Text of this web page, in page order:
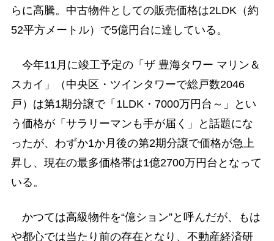
らに高騰。中古物件としての販売価格は2LDK（約
52平方メートル）で5億円台に達している。
今年11月に竣工予定の「ザ 豊海タワー マリン＆
スカイ」（中央区・ツインタワーで総戸数2046
戸）は第1期分譲で「1LDK・7000万円台～」とい
う価格が「サラリーマンも手が届く」と話題にな
ったが、わずか1か月後の第2期分譲で価格が急上
昇し、現在の最多価格帯は1億2700万円台となって
いる。
かつては高級物件を“億ション”と呼んだが、もは
や都心では当たり前の存在となり、不動産経済研